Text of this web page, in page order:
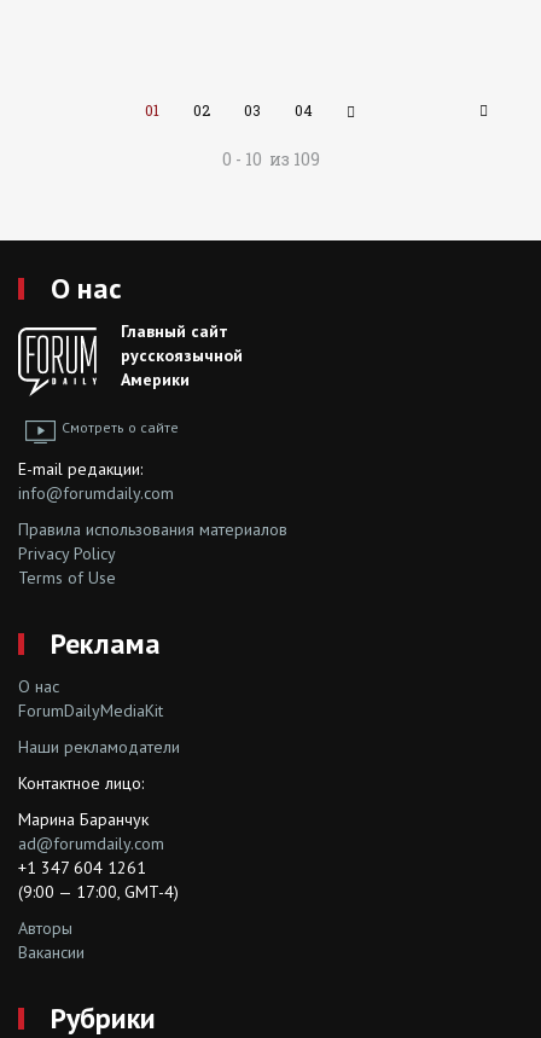
01 02 03 04
0 - 10 из 109
О нас
Главный сайт
русскоязычной
Америки
Смотреть о сайте
E-mail редакции:
info@forumdaily.com
Правила использования материалов
Privacy Policy
Terms of Use
Реклама
О нас
ForumDailyMediaKit
Наши рекламодатели
Контактное лицо:
Марина Баранчук
ad@forumdaily.com
+1 347 604 1261
(9:00 — 17:00, GMT-4)
Авторы
Вакансии
Рубрики